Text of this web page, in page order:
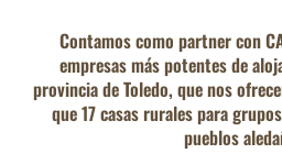
Contamos como partner con
empresas más potentes de
provincia de Toledo, que nos
que 17 casas rurales para
pueblos